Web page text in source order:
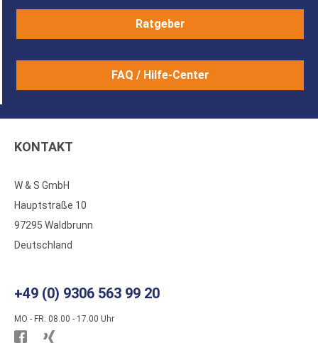
Ratgeber
FAQ / Hilfe-Center
KONTAKT
W & S GmbH
Hauptstraße 10
97295 Waldbrunn
Deutschland
+49 (0) 9306 563 99 20
MO - FR: 08.00 - 17.00 Uhr
Besuchen